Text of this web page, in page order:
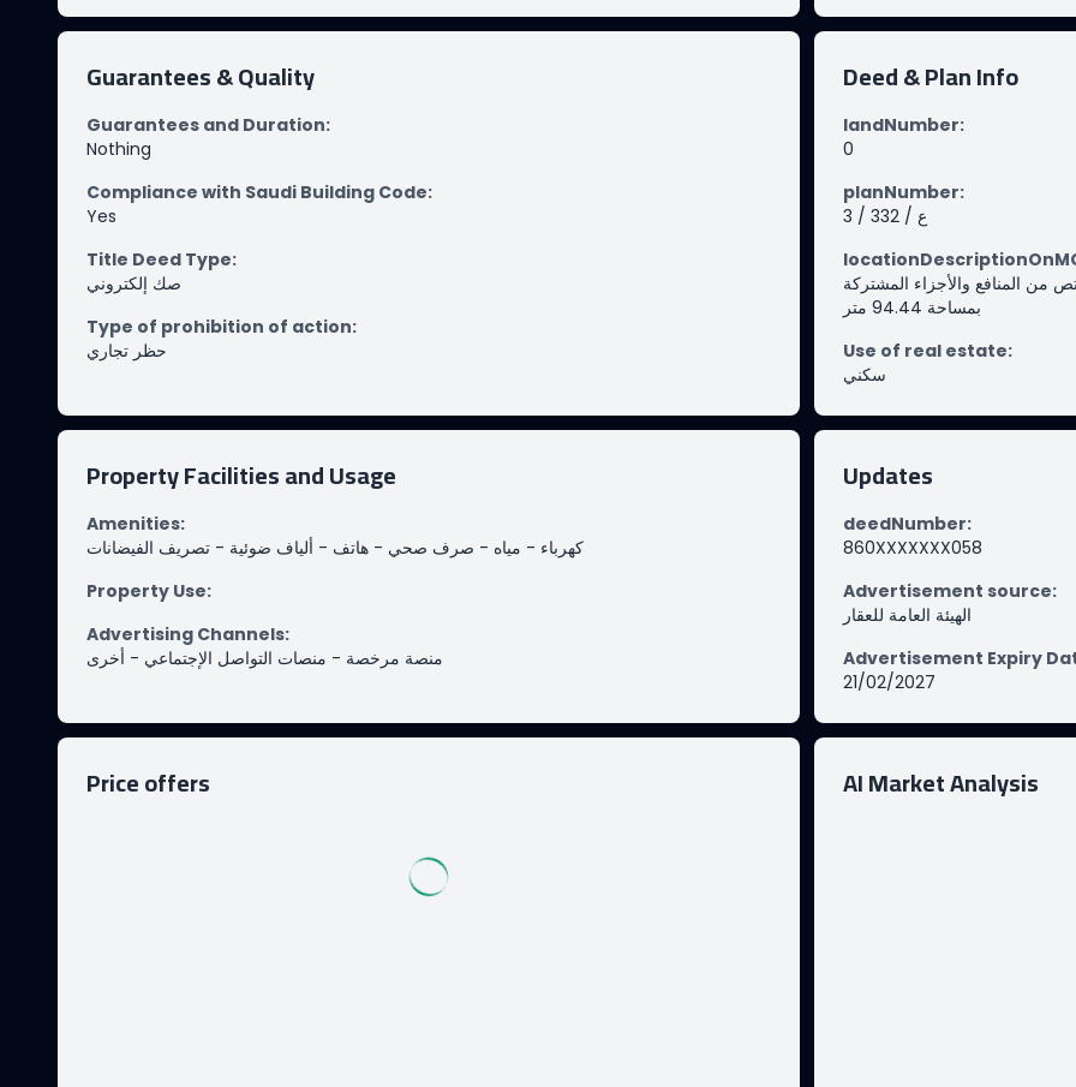
Guarantees & Quality
Guarantees and Duration:
Nothing
Compliance with Saudi Building Code:
Yes
Title Deed Type:
صك إلكتروني
Type of prohibition of action:
حظر تجاري
Deed & Plan Info
landNumber:
0
planNumber:
3 / 332 / ع
مساحة الوحدة من الأرض 44.33 متر وتختص من المنافع والأجزاء المشتركة
بمساحة 94.44 متر
Use of real estate:
سكني
Property Facilities and Usage
Amenities:
كهرباء - مياه - صرف صحي - هاتف - ألياف ضوئية - تصريف الفيضانات
Property Use:
Advertising Channels:
منصة مرخصة - منصات التواصل الإجتماعي - أخرى
Updates
deedNumber:
860XXXXXXX058
Advertisement source:
الهيئة العامة للعقار
Advertisement Expiry
21/02/2027
Price offers AI Market Analysis